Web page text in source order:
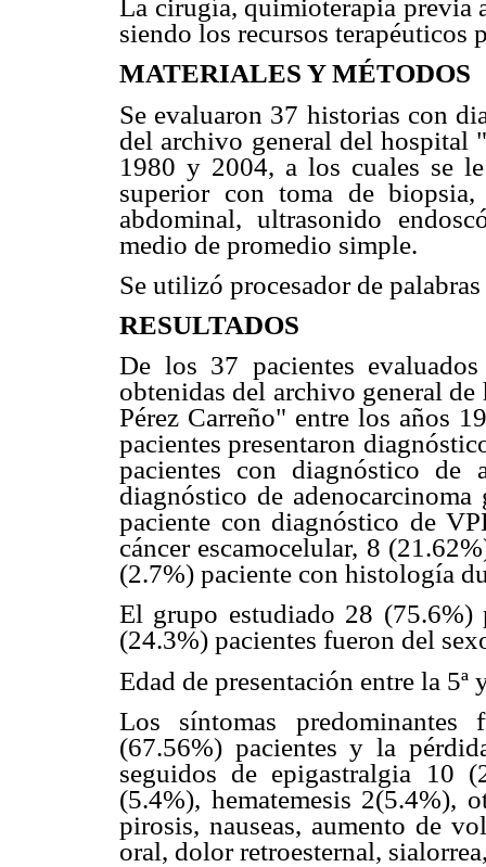
La cirugía, quimioterapia previa
siendo los recursos terapéuticos
MATERIALES Y MÉTODOS
Se evaluaron 37 historias con
del archivo general del hospital
1980 y 2004, a los cuales se
superior con toma de
abdominal, ultrasonido
medio de promedio simple.
Se utilizó procesador de
RESULTADOS
De los 37 pacientes
obtenidas del archivo general
Pérez Carreño" entre los años
pacientes presentaron
pacientes con diagnóstico de
diagnóstico de
paciente con diagnóstico de
cáncer escamocelular, 8
(2.7%) paciente con histología
El grupo estudiado 28 (75.6%)
(24.3%) pacientes fueron del
Edad de presentación entre la 5ª
Los síntomas
(67.56%) pacientes y la
seguidos de epigastralgia 10
(5.4%), hematemesis 2(5.4%),
pirosis, nauseas, aumento de
oral, dolor retroesternal,